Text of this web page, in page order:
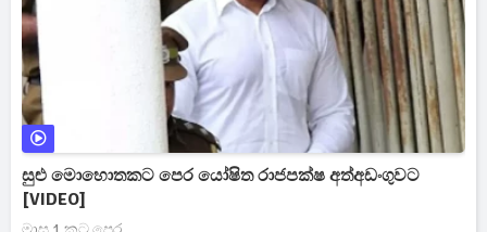
සුළු මොහොතකට පෙර යෝෂිත රාජපක්ෂ අත්අඩංගුවට
[VIDEO]